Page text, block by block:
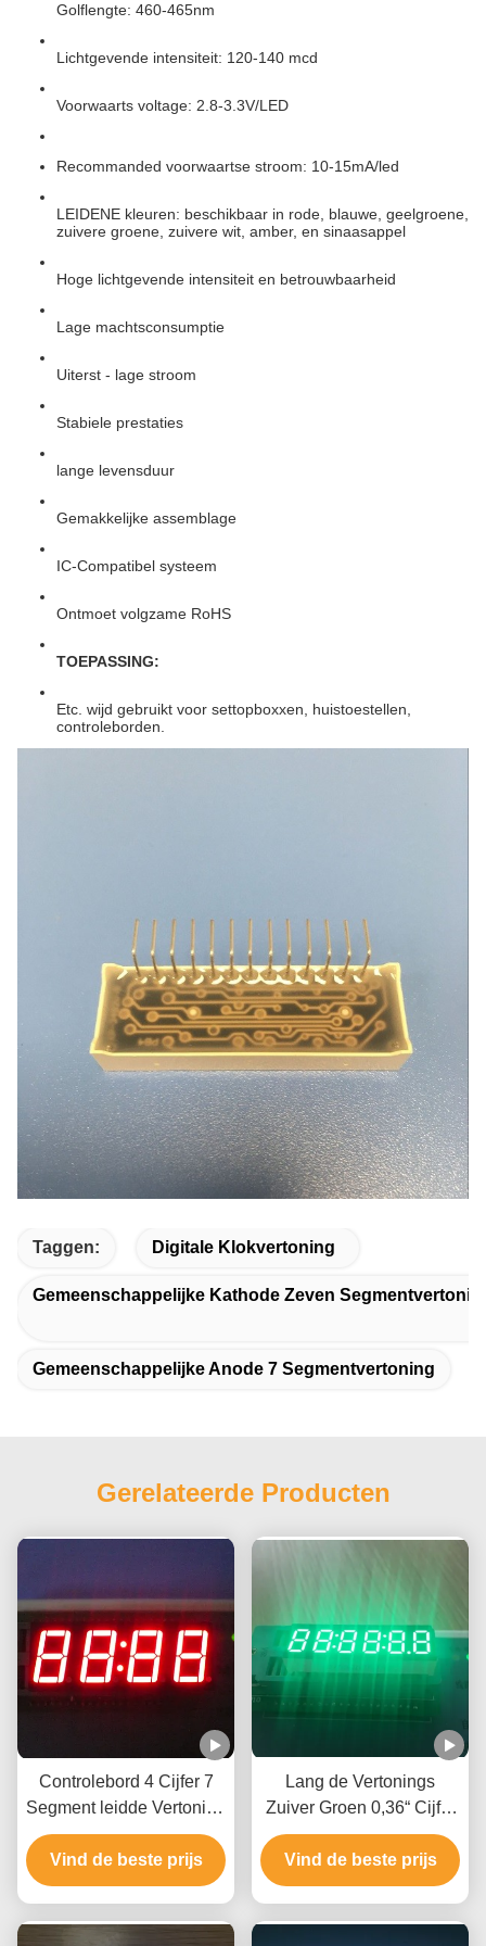
Golflengte: 460-465nm
Lichtgevende intensiteit: 120-140 mcd
Voorwaarts voltage: 2.8-3.3V/LED
Recommanded voorwaartse stroom: 10-15mA/led
LEIDENE kleuren: beschikbaar in rode, blauwe, geelgroene,
zuivere groene, zuivere wit, amber, en sinaasappel
Hoge lichtgevende intensiteit en betrouwbaarheid
Lage machtsconsumptie
Uiterst - lage stroom
Stabiele prestaties
lange levensduur
Gemakkelijke assemblage
IC-Compatibel systeem
Ontmoet volgzame RoHS
TOEPASSING:
Etc. wijd gebruikt voor settopboxxen, huistoestellen,
controleborden.
Taggen: Digitale Klokvertoning
Gemeenschappelijke Kathode Zeven
Gemeenschappelijke Anode 7 Segmentvertoning
Gerelateerde Producten
Controlebord 4 Cijfer 7
Segment leidde Vertoning
14.2mm Grootte 50,3 x 19
x 8mm
Vind de beste prijs
Lang de Vertonings
Zuiver Groen 0,36“ Cijfer
6 van de Leven Digitaal
Klok voor Controlebord
Vind de beste prijs